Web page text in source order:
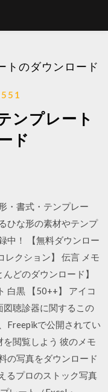
トのダウンロード
ンプレート
ド
・書式・テンプレー
ひな形の素材やテンプ
中！ 【無料ダウンロー
レクション】 伝言 メモ
どのダウンロード】
白黒 【50++】 アイコ
図聴診器に関するこの
Freepikで公開されてい
閲覧しよう 彼のメモ
の写真をダウンロード
るプロのストック写真